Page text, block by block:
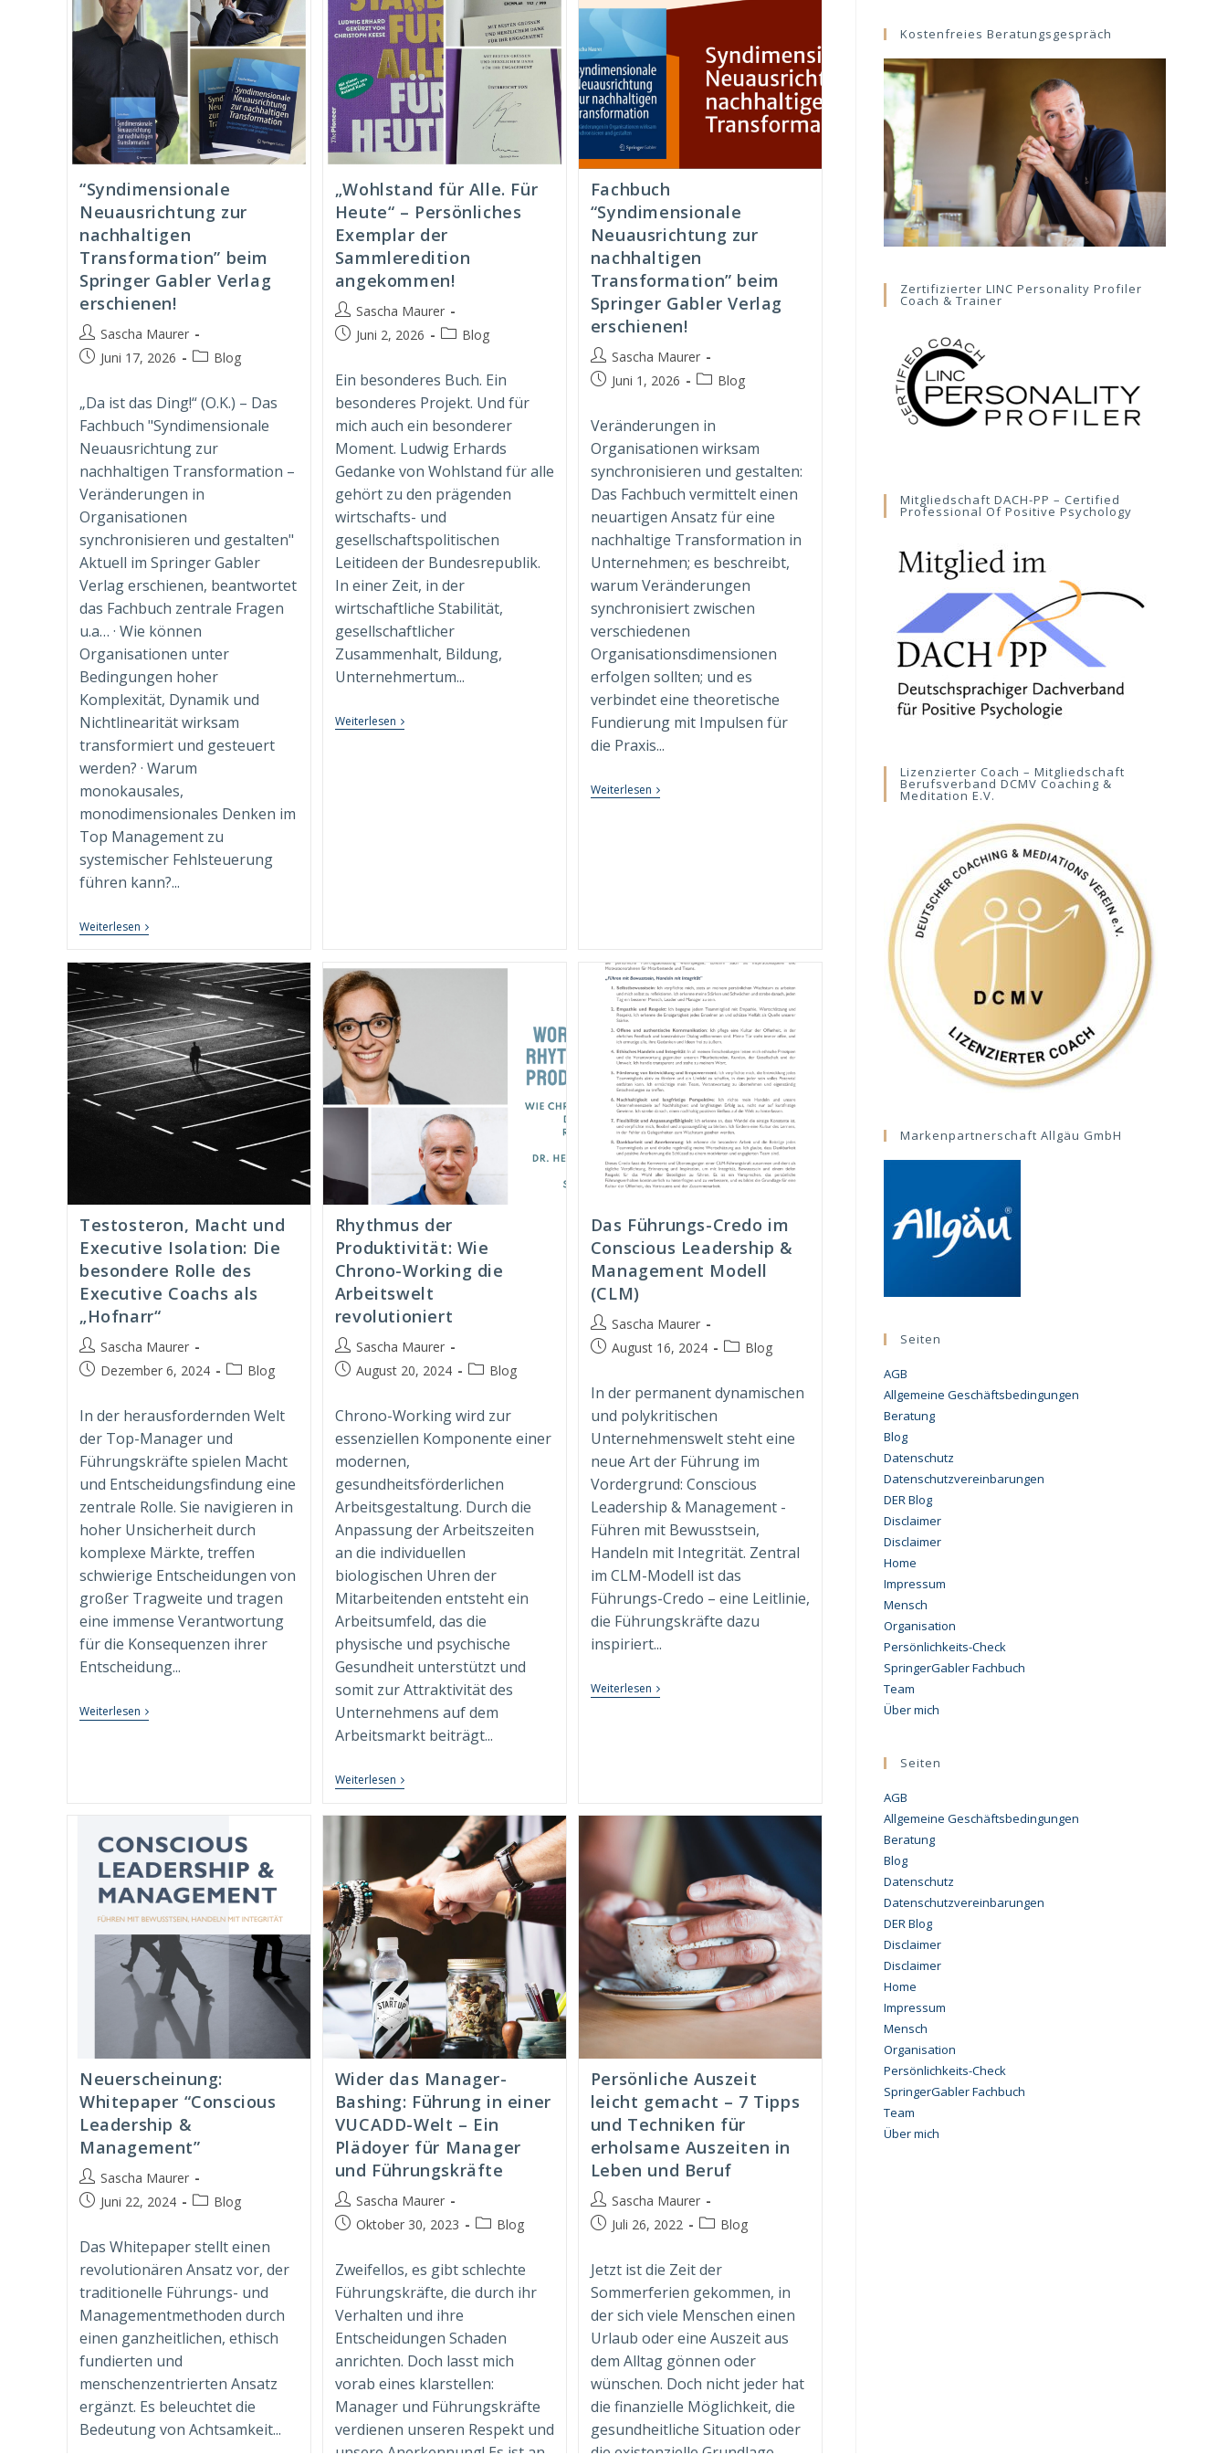
“Syndimensionale
Neuausrichtung zur
nachhaltigen
Transformation” beim
Springer Gabler Verlag
erschienen!
Beitrags-
Autor:
Sascha Maurer
BeitragJuni 17, 2026
Beitrags-
Blog
„Da ist das Ding!“ (O.K.) – Das
Fachbuch "Syndimensionale
Neuausrichtung zur
nachhaltigen Transformation –
Veränderungen in
Organisationen
synchronisieren und gestalten"
Aktuell im Springer Gabler
Verlag erschienen, beantwortet
das Fachbuch zentrale Fragen
u.a… · Wie können
Organisationen unter
Bedingungen hoher
Komplexität, Dynamik und
Nichtlinearität wirksam
transformiert und gesteuert
werden? · Warum
monokausales,
monodimensionales Denken im
Top Management zu
systemischer Fehlsteuerung
führen kann?...
Weiterlesen“Syndimensionale
Neuausrichtung
Nachhaltigen
Transformation”
Beim
Springer
Gabler
Verlag
Erschienen!
„Wohlstand für Alle. Für
Heute“ – Persönliches
Exemplar der
Sammleredition
angekommen!
Beitrags-
Autor:
Sascha Maurer
BeitragJuni 2, 2026
Beitrags-
Blog
Ein besonderes Buch. Ein
besonderes Projekt. Und für
mich auch ein besonderer
Moment. Ludwig Erhards
Gedanke von Wohlstand für alle
gehört zu den prägenden
wirtschafts- und
gesellschaftspolitischen
Leitideen der Bundesrepublik.
In einer Zeit, in der
wirtschaftliche Stabilität,
gesellschaftlicher
Zusammenhalt, Bildung,
Unternehmertum...
Weiterlesen„Wohlstand
Für
Fachbuch
“Syndimensionale
Neuausrichtung zur
nachhaltigen
Transformation” beim
Springer Gabler Verlag
erschienen!
Beitrags-
Autor:
Sascha Maurer
BeitragJuni 1, 2026
Beitrags-
Blog
Veränderungen in
Organisationen wirksam
synchronisieren und gestalten:
Das Fachbuch vermittelt einen
neuartigen Ansatz für eine
nachhaltige Transformation in
Unternehmen; es beschreibt,
warum Veränderungen
synchronisiert zwischen
verschiedenen
Organisationsdimensionen
erfolgen sollten; und es
verbindet eine theoretische
Fundierung mit Impulsen für
die Praxis...
WeiterlesenFachbuch
“Syndimensionale
Testosteron, Macht und
Executive Isolation: Die
besondere Rolle des
Executive Coachs als
„Hofnarr“
Beitrags-
Autor:
Sascha Maurer
BeitragDezember 6, 2024
Beitrags-
Blog
In der herausfordernden Welt
der Top-Manager und
Führungskräfte spielen Macht
und Entscheidungsfindung eine
zentrale Rolle. Sie navigieren in
hoher Unsicherheit durch
komplexe Märkte, treffen
schwierige Entscheidungen von
großer Tragweite und tragen
eine immense Verantwortung
für die Konsequenzen ihrer
Entscheidung...
WeiterlesenTestosteron,
Macht
Executive
Coachs
Als
„Hofnarr“
Rhythmus der
Produktivität: Wie
Chrono-Working die
Arbeitswelt
revolutioniert
Beitrags-
Autor:
Sascha Maurer
BeitragAugust 20, 2024
Beitrags-
Blog
Chrono-Working wird zur
essenziellen Komponente einer
modernen,
gesundheitsförderlichen
Arbeitsgestaltung. Durch die
Anpassung der Arbeitszeiten
an die individuellen
biologischen Uhren der
Mitarbeitenden entsteht ein
Arbeitsumfeld, das die
physische und psychische
Gesundheit unterstützt und
somit zur Attraktivität des
Unternehmens auf dem
Arbeitsmarkt beiträgt...
WeiterlesenRhythmus
Der
Working
Arbeitswelt
Revolutioniert
Das Führungs-Credo im
Conscious Leadership &
Management Modell
(CLM)
Beitrags-
Autor:
Sascha Maurer
BeitragAugust 16, 2024
Beitrags-
Blog
In der permanent dynamischen
und polykritischen
Unternehmenswelt steht eine
neue Art der Führung im
Vordergrund: Conscious
Leadership & Management -
Führen mit Bewusstsein,
Handeln mit Integrität. Zentral
im CLM-Modell ist das
Führungs-Credo – eine Leitlinie,
die Führungskräfte dazu
inspiriert...
WeiterlesenDas
Führungs-
(CLM)
Neuerscheinung:
Whitepaper “Conscious
Leadership &
Management”
Beitrags-
Autor:
Sascha Maurer
BeitragJuni 22, 2024
Beitrags-
Blog
Das Whitepaper stellt einen
revolutionären Ansatz vor, der
traditionelle Führungs- und
Managementmethoden durch
einen ganzheitlichen, ethisch
fundierten und
menschenzentrierten Ansatz
ergänzt. Es beleuchtet die
Bedeutung von Achtsamkeit...
Wider das Manager-
Bashing: Führung in einer
VUCADD-Welt – Ein
Plädoyer für Manager
und Führungskräfte
Beitrags-
Autor:
Sascha Maurer
BeitragOktober 30, 2023
Beitrags-
Blog
Zweifellos, es gibt schlechte
Führungskräfte, die durch ihr
Verhalten und ihre
Entscheidungen Schaden
anrichten. Doch lasst mich
vorab eines klarstellen:
Manager und Führungskräfte
verdienen unseren Respekt und
Persönliche Auszeit
leicht gemacht – 7 Tipps
und Techniken für
erholsame Auszeiten in
Leben und Beruf
Beitrags-
Autor:
Sascha Maurer
BeitragJuli 26, 2022
Beitrags-
Blog
Jetzt ist die Zeit der
Sommerferien gekommen, in
der sich viele Menschen einen
Urlaub oder eine Auszeit aus
dem Alltag gönnen oder
wünschen. Doch nicht jeder hat
die finanzielle Möglichkeit, die
gesundheitliche Situation oder
Kostenfreies Beratungsgespräch
Zertifizierter LINC Personality Profiler
Coach & Trainer
Mitgliedschaft DACH-PP – Certified
Professional Of Positive Psychology
Lizenzierter Coach – Mitgliedschaft
Berufsverband DCMV Coaching &
Meditation E.V.
Markenpartnerschaft Allgäu GmbH
Seiten
AGB
Allgemeine Geschäftsbedingungen
Beratung
Blog
Datenschutz
Datenschutzvereinbarungen
DER Blog
Disclaimer
Disclaimer
Home
Impressum
Mensch
Organisation
Persönlichkeits-Check
SpringerGabler Fachbuch
Team
Über mich
Seiten
AGB
Allgemeine Geschäftsbedingungen
Beratung
Blog
Datenschutz
Datenschutzvereinbarungen
DER Blog
Disclaimer
Disclaimer
Home
Impressum
Mensch
Organisation
Persönlichkeits-Check
SpringerGabler Fachbuch
Team
Über mich